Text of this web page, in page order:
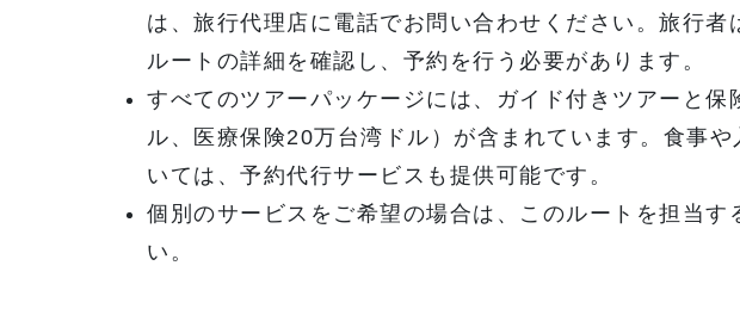
は、旅行代理店に電話でお問い合わせください。旅行
ルートの詳細を確認し、予約を行う必要があります。
すべてのツアーパッケージには、ガイド付きツアーと
ル、医療保険20万台湾ドル）が含まれています。食事
いては、予約代行サービスも提供可能です。
個別のサービスをご希望の場合は、このルートを担当
い。